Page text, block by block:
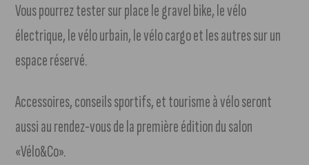
Vous pourrez tester sur place le gravel bike, le vélo
électrique, le vélo urbain, le vélo cargo et les autres sur un
espace réservé.
Accessoires, conseils sportifs, et tourisme à vélo seront
aussi au rendez-vous de la première édition du salon
«Vélo&Co».